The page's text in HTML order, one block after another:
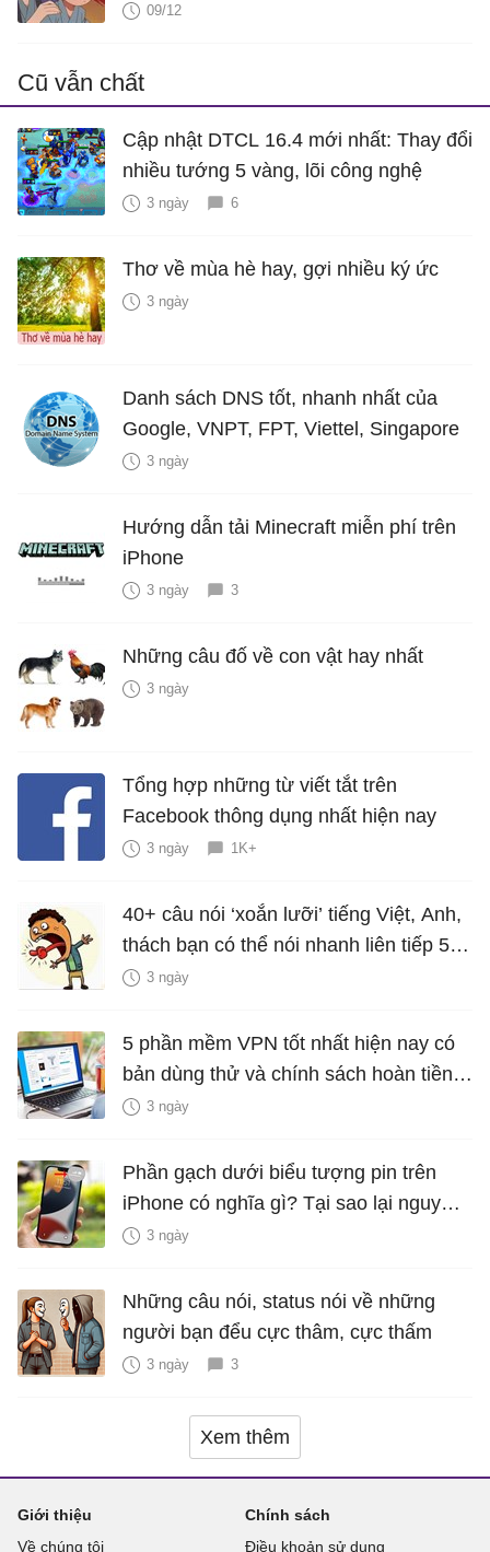
09/12
Cũ vẫn chất
Cập nhật DTCL 16.4 mới nhất: Thay đổi
nhiều tướng 5 vàng, lõi công nghệ
3 ngày 6
Thơ về mùa hè hay, gợi nhiều ký ức
3 ngày
Danh sách DNS tốt, nhanh nhất của
Google, VNPT, FPT, Viettel, Singapore
3 ngày
Hướng dẫn tải Minecraft miễn phí trên
iPhone
3 ngày 3
Những câu đố về con vật hay nhất
3 ngày
Tổng hợp những từ viết tắt trên
Facebook thông dụng nhất hiện nay
3 ngày 1K+
40+ câu nói ‘xoắn lưỡi’ tiếng Việt, Anh,
thách bạn có thể nói nhanh liên tiếp 5
lần mà vẫn trôi chảy
3 ngày
5 phần mềm VPN tốt nhất hiện nay có
bản dùng thử và chính sách hoàn tiền
miễn phí
3 ngày
Phần gạch dưới biểu tượng pin trên
iPhone có nghĩa gì? Tại sao lại nguy
hiểm?
3 ngày
Những câu nói, status nói về những
người bạn đểu cực thâm, cực thấm
3 ngày 3
Xem thêm
Giới thiệu
Về chúng tôi
Chính sách
Điều khoản sử dụng